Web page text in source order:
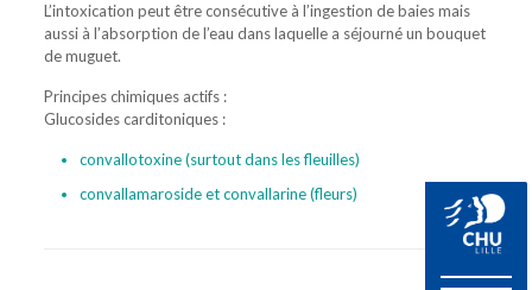
L’intoxication peut être consécutive à l’ingestion de baies mais
aussi à l’absorption de l’eau dans laquelle a séjourné un bouquet
de muguet.
Principes chimiques actifs :
Glucosides carditoniques :
convallotoxine (surtout dans les fleuilles)
convallamaroside et convallarine (fleurs)